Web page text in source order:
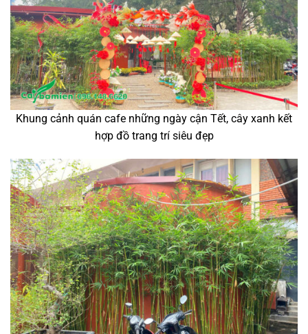
Khung cảnh quán cafe những ngày cận Tết, cây xanh kết
hợp đồ trang trí siêu đẹp